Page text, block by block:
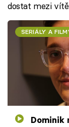
dostat mezi
SERIÁLY A